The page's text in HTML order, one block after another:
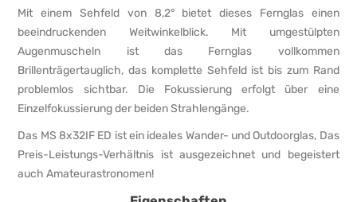
Mit einem Sehfeld von 8,2° bietet dieses Fernglas einen
beeindruckenden Weitwinkelblick. Mit umgestülpten
Augenmuscheln ist das Fernglas vollkommen
Brillenträgertauglich, das komplette Sehfeld ist bis zum Rand
problemlos sichtbar. Die Fokussierung erfolgt über eine
Einzelfokussierung der beiden Strahlengänge.
Das MS 8x32IF ED ist ein ideales Wander- und Outdoorglas, Das
Preis-Leistungs-Verhältnis ist ausgezeichnet und begeistert
auch Amateurastronomen!